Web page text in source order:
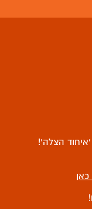
הצלה’!